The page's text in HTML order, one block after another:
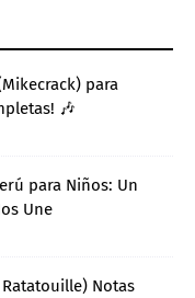
para
🎶
para Niños: Un
Une
Notas